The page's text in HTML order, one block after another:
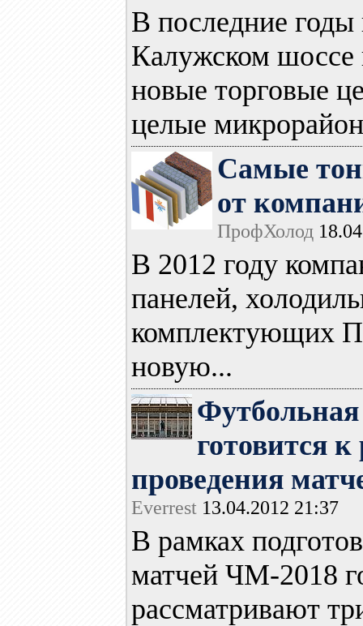
В последние
Калужском шоссе
новые торговые
целые
Самые
от
ПрофХолод
В 2012 году
панелей,
комплектующих
новую...
готовится
проведения
Everrest 13.04.2012 21:37
В рамках
матчей ЧМ-2018
рассматривают